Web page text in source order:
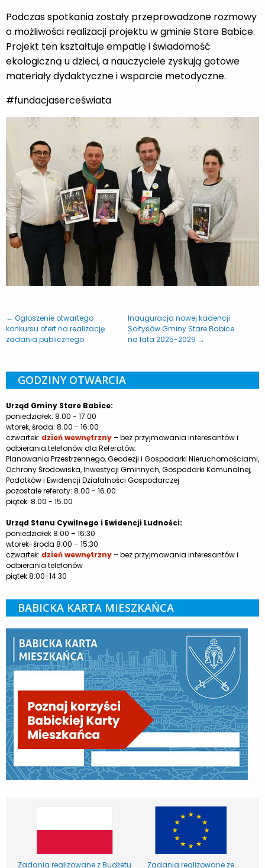
Podczas spotkania zostały przeprowadzone rozmowy
o możliwości realizacji projektu w gminie Stare Babice.
Projekt ten kształtuje empatię i świadomość
ekologiczną u dzieci, a nauczyciele zyskują gotowe
materiały dydaktyczne i wsparcie metodyczne.
#fundacjaserceświata
← Ogłoszenie otwartego
konkursu ofert na realizację
zadania publicznego
Inauguracja nowej kadencji
Sołtysów Gminy Stare Babice
na lata 2025-2029 →
GODZINY OTWARCIA
Urząd Gminy Stare Babice:
poniedziałek: 8.00 - 17.00
wtorek, środa: 8.00 - 16.00
czwartek: dzień wewnętrzny– bez przyjmowania interesantów i
odbierania telefonów dla Referatów:
Planowania Przestrzennego, Geodezji i Gospodarki Nieruchomościami,
Ochrony Środowiska, Inwestycji Gminnych, Gospodarki Komunalnej,
Podatków i Ewidencji Działalności Gospodarczej
pozostałe referaty: 8.00 - 16.00
piątek: 8.00 - 15.00
Urząd Stanu Cywilnego i Ewidencji Ludności:
poniedziałek 8:00 – 16:30
wtorek-środa 8:00 – 15:30
czwartek: dzień wewnętrzny– bez przyjmowania interesantów i
odbierania telefonów
piątek 8:00-14:30
BABICKA KARTA MIESZKAŃCA
Zadania realizowane z Budżetu Zadania realizowane ze